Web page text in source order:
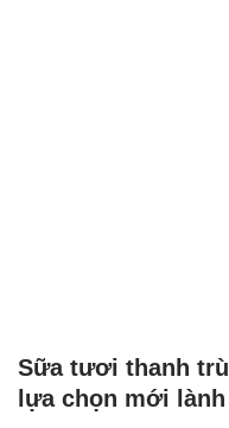
Sữa tươi thanh
lựa chọn mới